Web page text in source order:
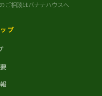
ご相談はバナナハウスへ
プ